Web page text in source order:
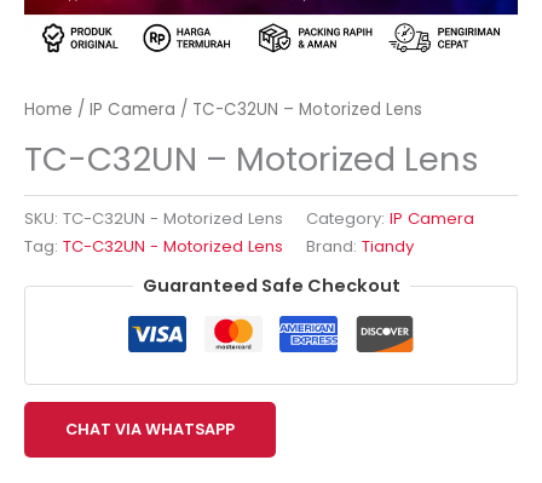
Home / IP Camera / TC-C32UN – Motorized Lens
TC-C32UN – Motorized Lens
SKU: TC-C32UN - Motorized Lens Category: IP Camera
Tag: TC-C32UN - Motorized Lens Brand: Tiandy
Guaranteed Safe Checkout
CHAT VIA WHATSAPP